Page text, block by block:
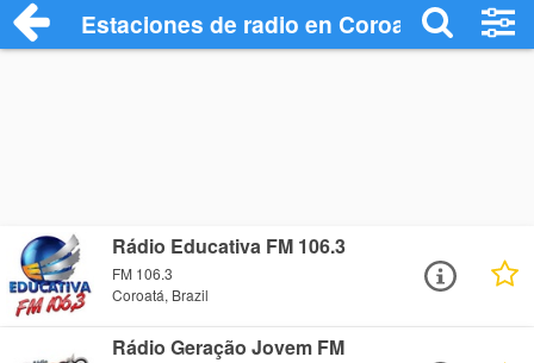
Estaciones de radio en Coroatá -
Rádio Educativa FM 106.3
FM 106.3
Coroatá, Brazil
Rádio Geração Jovem FM